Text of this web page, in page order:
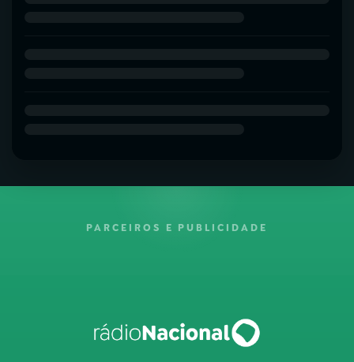
PARCEIROS E PUBLICIDADE